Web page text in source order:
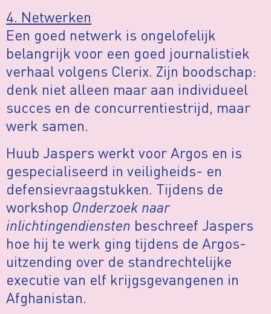
4. Netwerken
Een goed netwerk is ongelofelijk
belangrijk voor een goed journalistiek
verhaal volgens Clerix. Zijn boodschap:
denk niet alleen maar aan individueel
succes en de concurrentiestrijd, maar
werk samen.
Huub Jaspers werkt voor Argos en is
gespecialiseerd in veiligheids- en
defensievraagstukken. Tijdens de
workshop Onderzoek naar
inlichtingendiensten beschreef Jaspers
hoe hij te werk ging tijdens de Argos-
uitzending over de standrechtelijke
executie van elf krijgsgevangenen in
Afghanistan.